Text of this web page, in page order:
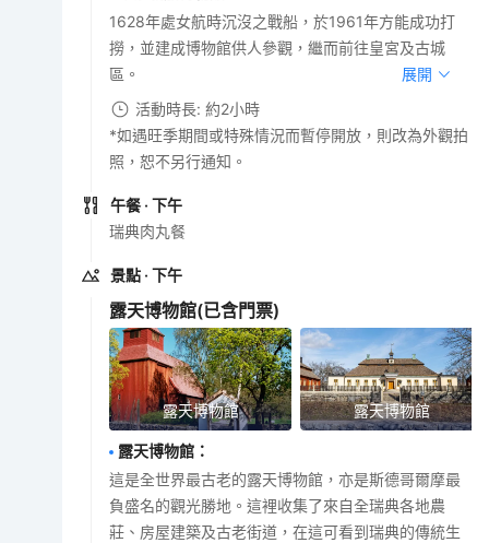
1628年處女航時沉沒之戰船，於1961年方能成功打
撈，並建成博物館供人參觀，繼而前往皇宮及古城
區。
展開
活動時長: 約2小時
*如遇旺季期間或特殊情況而暫停開放，則改為外觀拍
照，恕不另行通知。
午餐 · 下午
瑞典肉丸餐
景點 · 下午
露天博物館(已含門票)
露天博物館 露天博物館
露天博物館 ：
這是全世界最古老的露天博物館，亦是斯德哥爾摩最
負盛名的觀光勝地。這裡收集了來自全瑞典各地農
莊、房屋建築及古老街道，在這可看到瑞典的傳統生